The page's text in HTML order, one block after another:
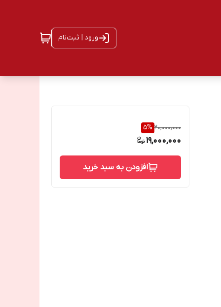
ورود | ثبت‌نام
20,000,000
5%
19,000,000
افزودن به سبد خرید